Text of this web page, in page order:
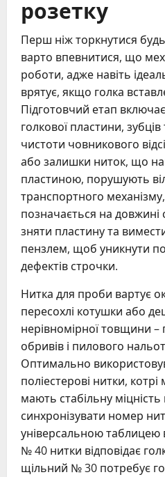
розетку
Перш ніж торкнутися
варто впевнитися, що
роботи, адже навіть
врятує, якщо голка
Підготовчий етап
голкової пластини,
чистоти човникового
або залишки ниток, що
пластиною, порушують
транспортного
позначається на довжині
зняти пластину та
пензлем, щоб уникнути
дефектів строчки.
Нитка для проби вартує
пересохлі котушки або
нерівномірної товщини
обривів і пилового
Оптимально
поліестерові нитки,
мають стабільну
синхронізувати номер
універсальною таблицею
№ 40 нитки відповідає
щільний № 30 потребує